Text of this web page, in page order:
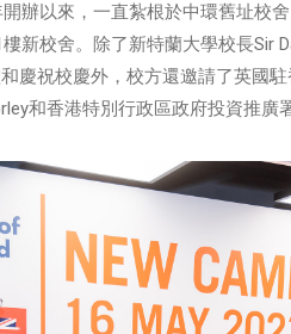
辦以來，一直紮根於中環舊址校
新校舍。除了新特蘭大學校長Sir
慶祝校慶外，校方還邀請了英國
和香港特別行政區政府投資推廣